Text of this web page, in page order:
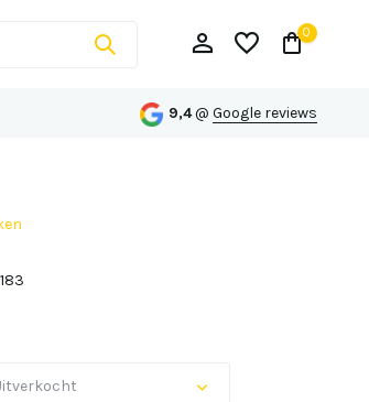
0
Persoonlijk advies op maat
9,4@ Google reviews